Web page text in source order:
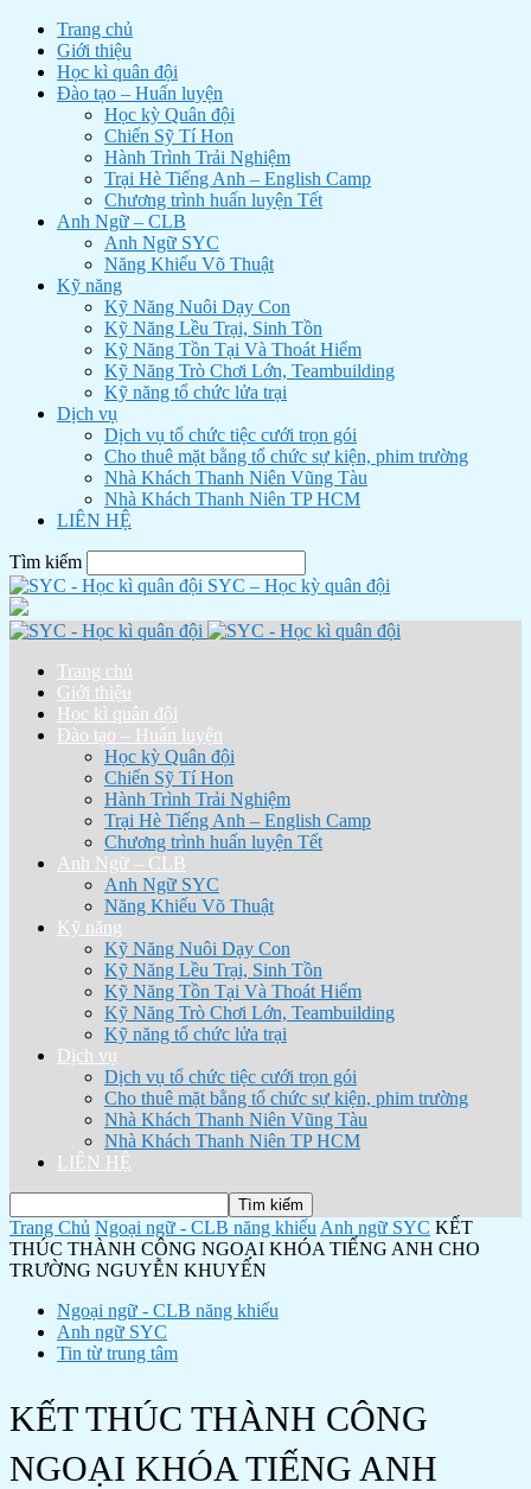
Trang chủ
Giới thiệu
Học kì quân đội
Đào tạo – Huấn luyện
Học kỳ Quân đội
Chiến Sỹ Tí Hon
Hành Trình Trải Nghiệm
Trại Hè Tiếng Anh – English Camp
Chương trình huấn luyện Tết
Anh Ngữ – CLB
Anh Ngữ SYC
Năng Khiếu Võ Thuật
Kỹ năng
Kỹ Năng Nuôi Dạy Con
Kỹ Năng Lều Trại, Sinh Tồn
Kỹ Năng Tồn Tại Và Thoát Hiểm
Kỹ Năng Trò Chơi Lớn, Teambuilding
Kỹ năng tổ chức lửa trại
Dịch vụ
Dịch vụ tổ chức tiệc cưới trọn gói
Cho thuê mặt bằng tổ chức sự kiện, phim trường
Nhà Khách Thanh Niên Vũng Tàu
Nhà Khách Thanh Niên TP HCM
LIÊN HỆ
Tìm kiếm
SYC – Học kỳ quân đội
Trang chủ
Giới thiệu
Học kì quân đội
Đào tạo – Huấn luyện
Học kỳ Quân đội
Chiến Sỹ Tí Hon
Hành Trình Trải Nghiệm
Trại Hè Tiếng Anh – English Camp
Chương trình huấn luyện Tết
Anh Ngữ – CLB
Anh Ngữ SYC
Năng Khiếu Võ Thuật
Kỹ năng
Kỹ Năng Nuôi Dạy Con
Kỹ Năng Lều Trại, Sinh Tồn
Kỹ Năng Tồn Tại Và Thoát Hiểm
Kỹ Năng Trò Chơi Lớn, Teambuilding
Kỹ năng tổ chức lửa trại
Dịch vụ
Dịch vụ tổ chức tiệc cưới trọn gói
Cho thuê mặt bằng tổ chức sự kiện, phim trường
Nhà Khách Thanh Niên Vũng Tàu
Nhà Khách Thanh Niên TP HCM
LIÊN HỆ
Trang Chủ Ngoại ngữ - CLB năng khiếu Anh ngữ SYC KẾT
THÚC THÀNH CÔNG NGOẠI KHÓA TIẾNG ANH CHO
TRƯỜNG NGUYỄN KHUYẾN
Ngoại ngữ - CLB năng khiếu
Anh ngữ SYC
Tin từ trung tâm
KẾT THÚC THÀNH CÔNG
NGOẠI KHÓA TIẾNG ANH